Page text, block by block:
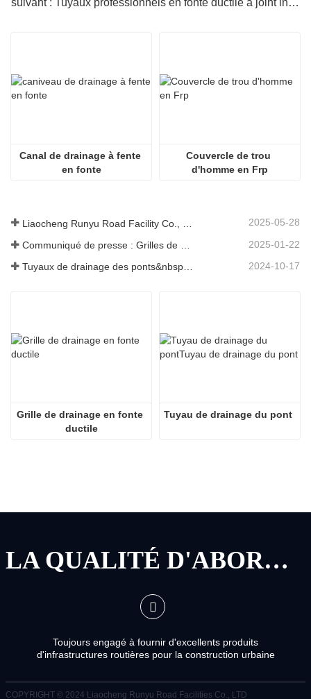
suivant : Tuyaux professionnels en fonte ductile à joint instantané
Canal de drainage à fente
en fonte
Couvercle de trou
d'homme en Frp
2025-05-28
2025-01-22
Tuyaux de drainage des ponts&nbsp;: garantir une gestion efficace de l’eau dans les infrastructures modernes 2024-10-17
Grille de drainage en fonte
ductile
Tuyau de drainage du pont
LA QUALITÉ D'ABORD, LE SERVICE D'ABORD
Toujours engagé à fournir d'excellents produits
d'infrastructures routières pour la construction urbaine
COPYRIGHT © 2024 Liaocheng Runyu Road Facilities Co., LTD